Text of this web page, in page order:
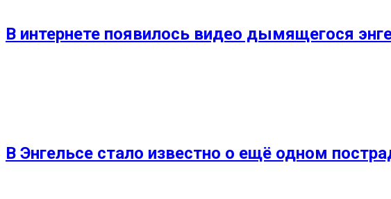
В интернете появилось видео дымящегося
В Энгельсе стало известно о ещё одном